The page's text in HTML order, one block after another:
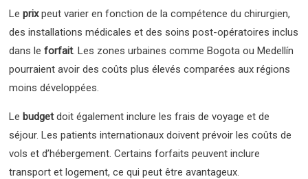
Leprixpeut varier en fonction de la compétence du chirurgien,
des installations médicales et des soins post-opératoires inclus
dans leforfait. Les zones urbaines comme Bogota ou Medellín
pourraient avoir des coûts plus élevés comparées aux régions
moins développées.
Le budgetdoit également inclure les frais de voyage et de
séjour. Les patients internationaux doivent prévoir les coûts de
vols et d’hébergement. Certains forfaits peuvent inclure
transport et logement, ce qui peut être avantageux.